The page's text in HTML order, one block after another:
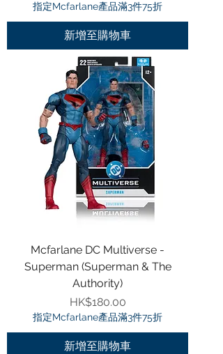
指定Mcfarlane產品滿3件75折
新增至購物車
Mcfarlane DC Multiverse -
Superman (Superman & The
Authority)
價格
HK$180.00
指定Mcfarlane產品滿3件75折
新增至購物車